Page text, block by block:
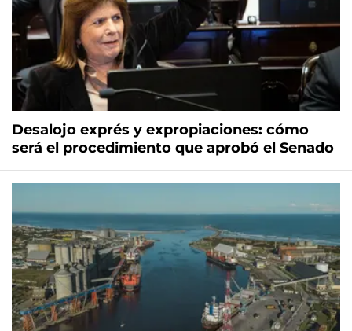
Desalojo exprés y expropiaciones: cómo
será el procedimiento que aprobó el Senado